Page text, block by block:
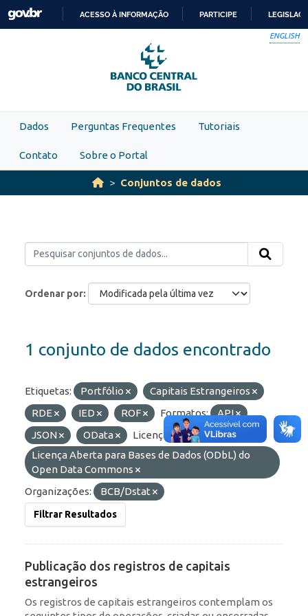
Skip to main content
PARA
O
CONTEÚDO
ACESSO À INFORMAÇÃO PARTICIPE
ENGLISH
Dados Perguntas Frequentes Tutoriais
Contato Sobre o Portal
Conjuntos de dados
Ordenar por
1 conjunto de dados encontrado
Etiquetas: Portfólio
Capitais Estrangeiros
RDE
IED ROF Formatos:
API
JSON
OData
Licenças:
Licença Aberta para Bases de Dados (ODbL) do
Open Data Commons
Organizações:
BCB/Dstat
Filtrar Resultados
Publicação dos registros de capitais
estrangeiros
Os registros de capitais estrangeiros contemplam os